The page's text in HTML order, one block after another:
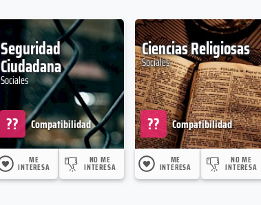
Seguridad
Ciudadana
Sociales
Compatibilidad
??
ME
INTERESA
NO ME
INTERESA
Ciencias Religiosas
Sociales
Compatibilidad
??
ME
INTERESA
NO ME
INTERESA